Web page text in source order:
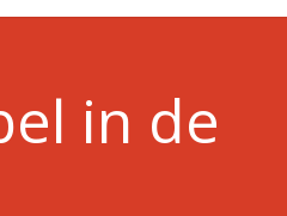
in de